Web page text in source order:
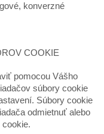
COOKIE
pomocou Vášho
súbory cookie
Súbory cookie
odmietnuť alebo